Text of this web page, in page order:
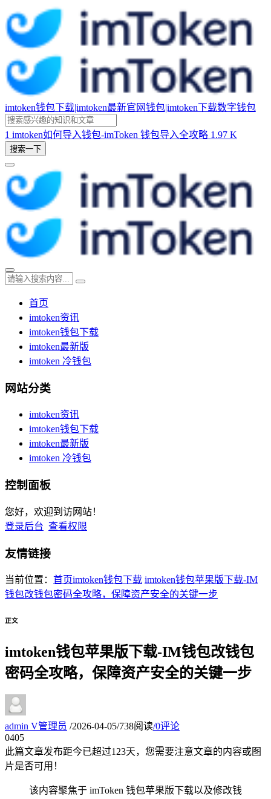
imtoken钱包下载|imtoken最新官网钱包|imtoken下载数字钱包
1 imtoken如何导入钱包-imToken 钱包导入全攻略 1.97 K
搜索一下
首页
imtoken资讯
imtoken钱包下载
imtoken最新版
imtoken 冷钱包
网站分类
imtoken资讯
imtoken钱包下载
imtoken最新版
imtoken 冷钱包
控制面板
您好，欢迎到访网站！
登录后台 查看权限
友情链接
当前位置： 首页imtoken钱包下载 imtoken钱包苹果版下载-IM
钱包改钱包密码全攻略，保障资产安全的关键一步
正文
imtoken钱包苹果版下载-IM钱包改钱包
密码全攻略，保障资产安全的关键一步
admin V管理员 /2026-04-05/738阅读/0评论
0405
此篇文章发布距今已超过123天，您需要注意文章的内容或图
片是否可用！
该内容聚焦于 imToken 钱包苹果版下载以及修改钱